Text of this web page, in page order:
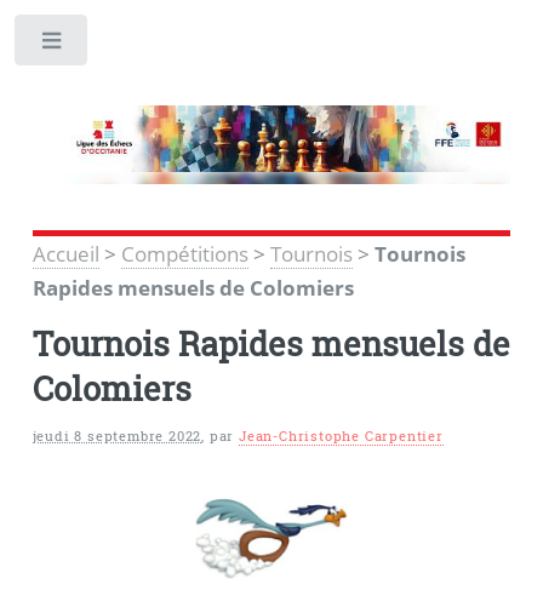
Accueil > Compétitions> Tournois> Tournois
Rapides mensuels de Colomiers
Tournois Rapides mensuels de
Colomiers
jeudi 8 septembre 2022, parJean-Christophe Carpentier